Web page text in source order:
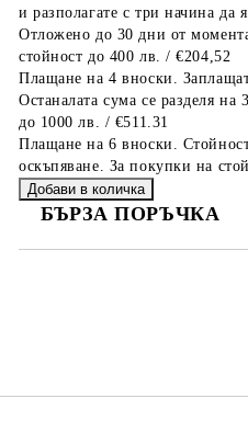
и разполагате с три начина да
Отложено до 30 дни от
стойност до 400 лв. / €204,52
Плащане на 4 вноски.
Останалата сума се разделя
до 1000 лв. / €511.31
Плащане на 6 вноски.
оскъпяване. За покупки на
БЪРЗА ПОРЪЧКА